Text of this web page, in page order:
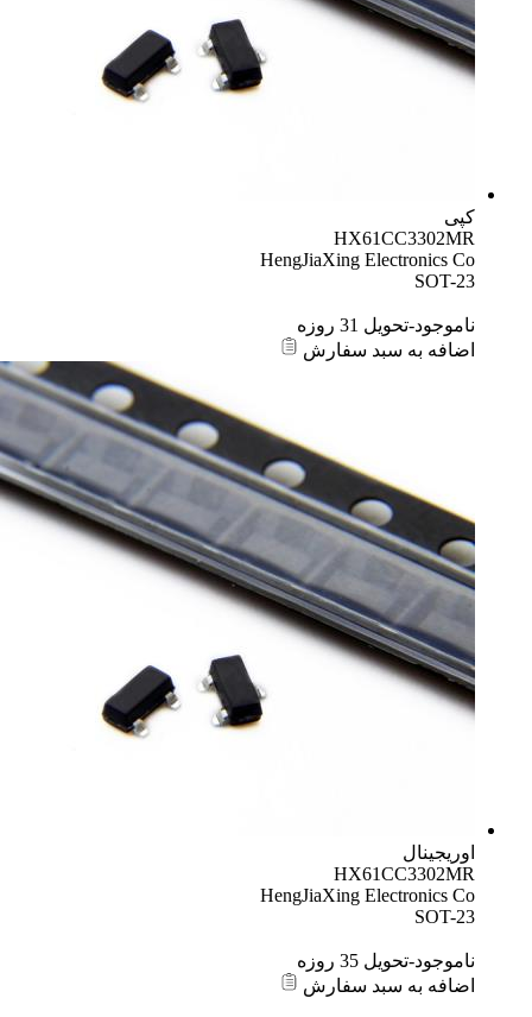
کپی
HX61CC3302MR
HengJiaXing Electronics Co
SOT-23
ناموجود-تحویل 31 روزه
اضافه به سبد سفارش
اوریجینال
HX61CC3302MR
HengJiaXing Electronics Co
SOT-23
ناموجود-تحویل 35 روزه
اضافه به سبد سفارش